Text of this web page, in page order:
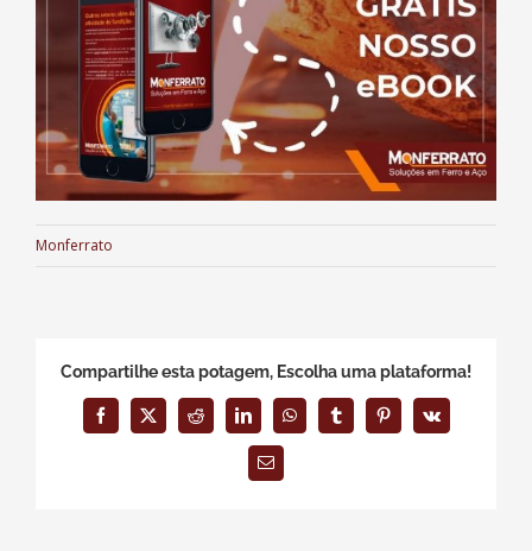
Monferrato
Compartilhe esta potagem, Escolha uma plataforma!
Facebook
X Reddit LinkedInWhatsAppTumblrPinterest
Vk
E-